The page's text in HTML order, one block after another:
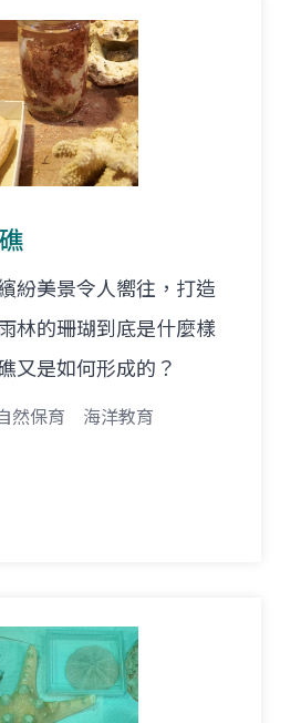
紛美景令人嚮往，打造
林的珊瑚到底是什麼樣
又是如何形成的？
然保育 海洋教育